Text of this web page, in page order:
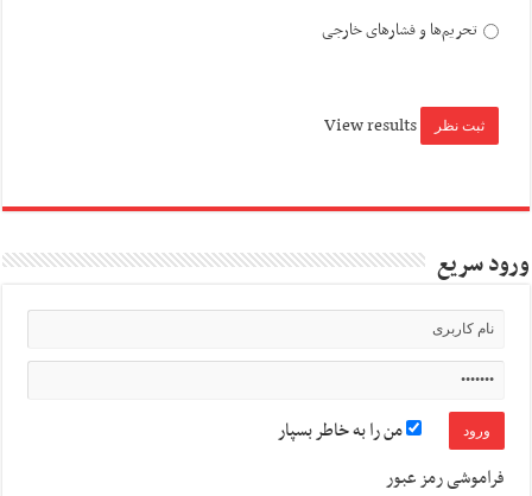
تحریم‌ها و فشارهای خارجی
View results
ورود سریع
من را به خاطر بسپار
فراموشی رمز عبور